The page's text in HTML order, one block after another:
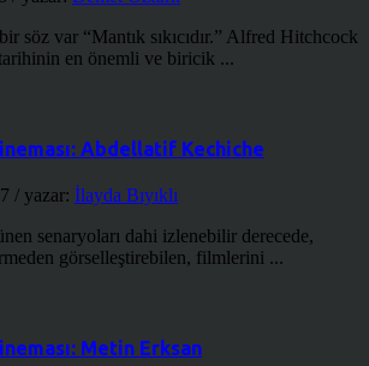
söz var “Mantık sıkıcıdır.” Alfred Hitchcock
en önemli ve biricik ...
Abdellatif Kechiche
/ yazar: İlayda Bıyıklı
senaryoları dahi izlenebilir derecede,
görselleştirebilen, filmlerini ...
Metin Erksan